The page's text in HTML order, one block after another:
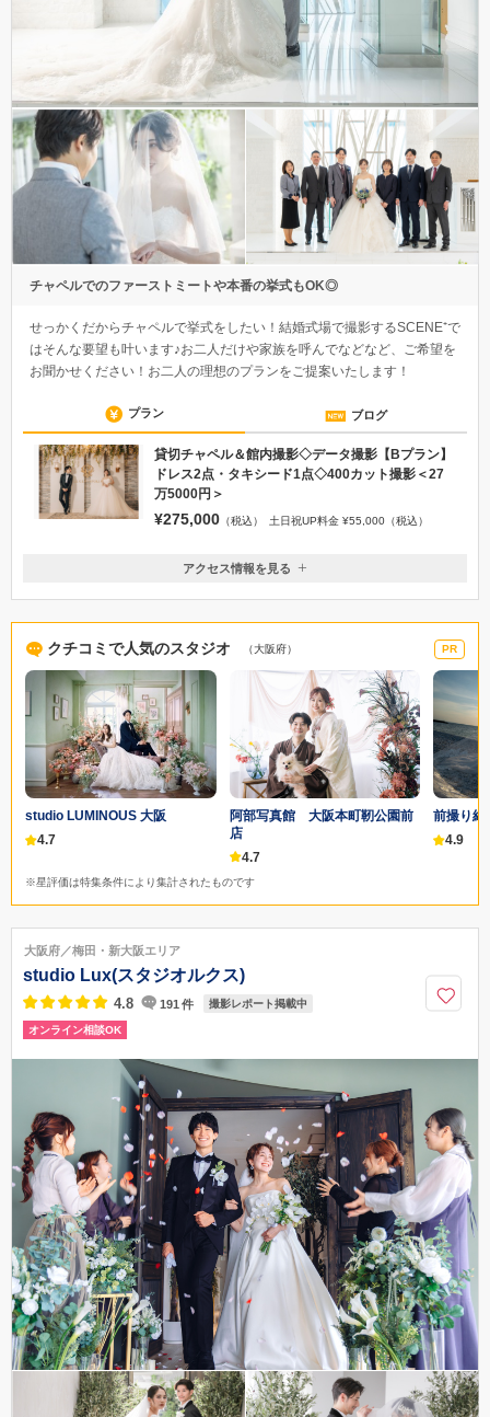
チャペルでのファーストミートや本番の挙式もOK◎
せっかくだからチャペルで挙式をしたい！結婚式場で撮影するSCENE⁺で
はそんな要望も叶います♪お二人だけや家族を呼んでなどなど、ご希望を
お聞かせください！お二人の理想のプランをご提案いたします！
プラン ブログ
貸切チャペル＆館内撮影◇データ撮影【Bプラン】
ドレス2点・タキシード1点◇400カット撮影＜27
万5000円＞
¥275,000 （税込） 土日祝UP料金 ¥55,000（税込）
大阪府大阪市中央区南船場3-9-15 御堂筋武田ビル8F（クチュールナオコ
心斎橋店内）
地下鉄御堂筋線「心斎橋駅」北10番出口より徒歩3分
06-6243-7050
アクセス情報を見る
クチコミで人気のスタジオ （大阪府） PR
studio LUMINOUS 大阪
4.7
阿部写真館 大阪本町靭公園前
店
4.7
前撮り
4.9
※星評価は特集条件により集計されたものです
大阪府／梅田・新大阪エリア
studio Lux(スタジオルクス)
4.8 191 件 撮影レポート掲載中
オンライン相談OK